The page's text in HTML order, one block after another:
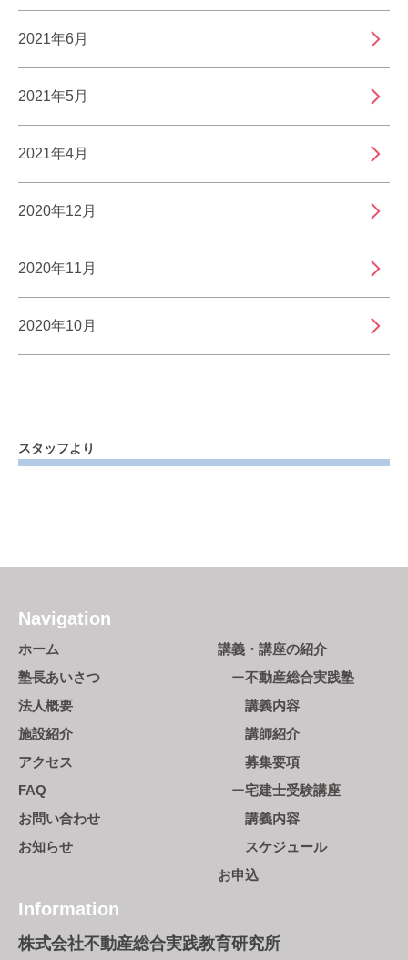
2021年6月
2021年5月
2021年4月
2020年12月
2020年11月
2020年10月
スタッフより
Navigation
ホーム
塾長あいさつ
法人概要
施設紹介
アクセス
FAQ
お問い合わせ
お知らせ
講義・講座の紹介
不動産総合実践塾
講義内容
講師紹介
募集要項
宅建士受験講座
講義内容
スケジュール
お申込
Information
株式会社不動産総合実践教育研究所